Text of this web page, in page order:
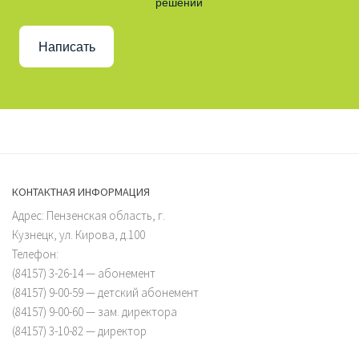
Написать
КОНТАКТНАЯ ИНФОРМАЦИЯ
Адрес: Пензенская область, г.
Кузнецк, ул. Кирова, д.100
Телефон:
(84157) 3-26-14 — абонемент
(84157) 9-00-59 — детский абонемент
(84157) 9-00-60 — зам. директора
(84157) 3-10-82 — директор